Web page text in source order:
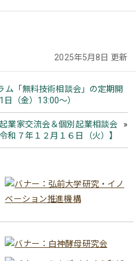
2025年5月8日 更新
ム「無料技術相談会」の定期開
（金）13:00～）
業家交流会＆個別起業相談会
和７年１２月１６日（火）】